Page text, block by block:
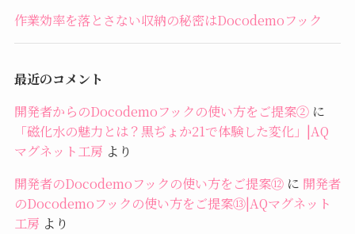
作業効率を落とさない収納の秘密はDocodemoフック
最近のコメント
開発者からのDocodemoフックの使い方をご提案②に
「磁化水の魅力とは？黒ぢょか21で体験した変化」|AQ
マグネット工房 より
開発者のDocodemoフックの使い方をご提案⑫に 開発者
のDocodemoフックの使い方をご提案⑬|AQマグネット
工房 より